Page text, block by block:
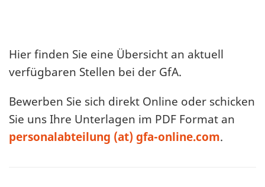
Hier finden Sie eine Übersicht an aktuell
verfügbaren Stellen bei der GfA.
Bewerben Sie sich direkt Online oder schicken
Sie uns Ihre Unterlagen im PDF Format an
personalabteilung (at) gfa-online.com.